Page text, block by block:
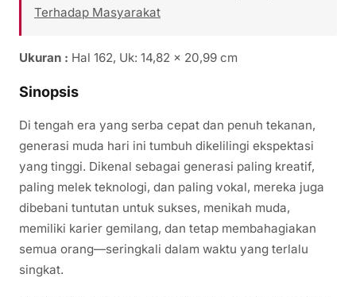
Terhadap Masyarakat
Ukuran : Hal 162, Uk: 14,82 x 20,99 cm
Sinopsis
Di tengah era yang serba cepat dan penuh tekanan,
generasi muda hari ini tumbuh dikelilingi ekspektasi
yang tinggi. Dikenal sebagai generasi paling kreatif,
paling melek teknologi, dan paling vokal, mereka juga
dibebani tuntutan untuk sukses, menikah muda,
memiliki karier gemilang, dan tetap membahagiakan
semua orang—seringkali dalam waktu yang terlalu
singkat.